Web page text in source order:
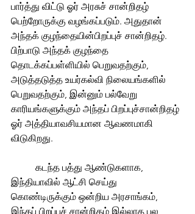
பார்த்து விட்டு ஓர் அரசுச் சான்றிதழ்
பெற்றோருக்கு வழங்கப்படும். அதுதான்
அந்தக் குழந்தையின்பிறப்புச் சான்றிதழ்.
பிற்பாடு அந்தக் குழந்தை
தொடக்கப்பள்ளியில் பெறுவதற்கும்,
அடுத்தடுத்த உயர்கல்வி நிலையங்களில்
பெறுவதற்கும், இன்னும் பல்வேறு
காரியங்களுக்கும் அந்தப் பிறப்புச்சான்றிதழ்
ஓர் அத்தியாவசியமான ஆவணமாகி
விடுகிறது.
இந்தியாவில் ஆட்சி செய்து
கொண்டிருக்கும் ஒன்றிய அரசாங்கம்,
இந்தப் பிறப்புச் சான்றிதழ் இல்லாத பல